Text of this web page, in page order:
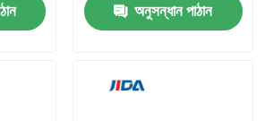
অনুসন্ধান পাঠান